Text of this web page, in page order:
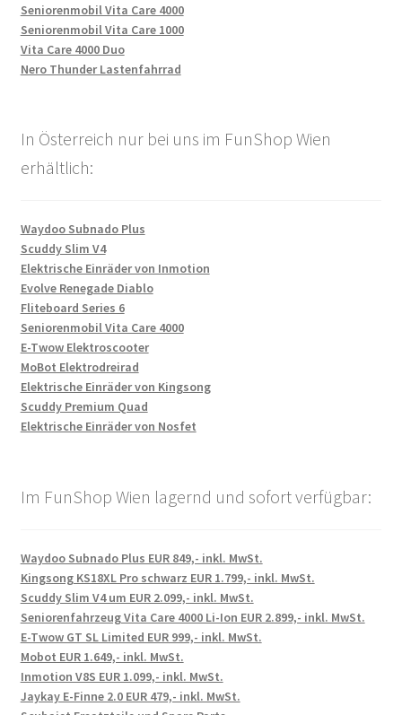
Seniorenmobil Vita Care 4000
Seniorenmobil Vita Care 1000
Vita Care 4000 Duo
Nero Thunder Lastenfahrrad
In Österreich nur bei uns im FunShop Wien
erhältlich:
Waydoo Subnado Plus
Scuddy Slim V4
Elektrische Einräder von Inmotion
Evolve Renegade Diablo
Fliteboard Series 6
Seniorenmobil Vita Care 4000
E-Twow Elektroscooter
MoBot Elektrodreirad
Elektrische Einräder von Kingsong
Scuddy Premium Quad
Elektrische Einräder von Nosfet
Im FunShop Wien lagernd und sofort verfügbar:
Waydoo Subnado Plus EUR 849,- inkl. MwSt.
Kingsong KS18XL Pro schwarz EUR 1.799,- inkl. MwSt.
Scuddy Slim V4 um EUR 2.099,- inkl. MwSt.
Seniorenfahrzeug Vita Care 4000 Li-Ion EUR 2.899,- inkl. MwSt.
E-Twow GT SL Limited EUR 999,- inkl. MwSt.
Mobot EUR 1.649,- inkl. MwSt.
Inmotion V8S EUR 1.099,- inkl. MwSt.
Jaykay E-Finne 2.0 EUR 479,- inkl. MwSt.